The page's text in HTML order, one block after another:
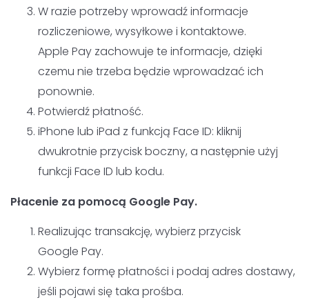
W razie potrzeby wprowadź informacje
rozliczeniowe, wysyłkowe i kontaktowe.
Apple Pay zachowuje te informacje, dzięki
czemu nie trzeba będzie wprowadzać ich
ponownie.
Potwierdź płatność.
iPhone lub iPad z funkcją Face ID: kliknij
dwukrotnie przycisk boczny, a następnie użyj
funkcji Face ID lub kodu.
Płacenie za pomocą Google Pay.
Realizując transakcję, wybierz przycisk
Google Pay.
Wybierz formę płatności i podaj adres dostawy,
jeśli pojawi się taka prośba.